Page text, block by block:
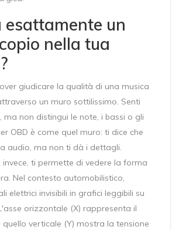
esattamente un
nella tua
giudicare la qualità di una musica
un muro sottilissimo. Senti
ma non distingui le note, i bassi o gli
OBD è come quel muro: ti dice che
audio, ma non ti dà i dettagli.
invece, ti permette di vedere la forma
Nel contesto automobilistico,
elettrici invisibili in grafici leggibili su
orizzontale (X) rappresenta il
verticale (Y) mostra la tensione